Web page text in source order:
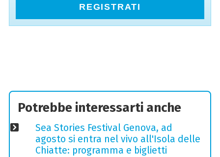
REGISTRATI
Potrebbe interessarti anche
Sea Stories Festival Genova, ad
agosto si entra nel vivo all'Isola delle
Chiatte: programma e biglietti